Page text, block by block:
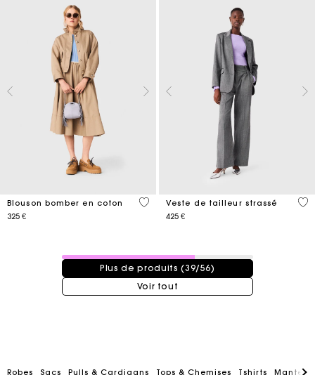
Blouson bomber en coton
325 €
3,8 out of 5 Customer Rating
Veste de tailleur strassé
425 €
3,4
39 / 56 produits
Plus de produits (39/56)
Voir tout
Robes Sacs Pulls & Cardigans Tops & Chemises Tshirts